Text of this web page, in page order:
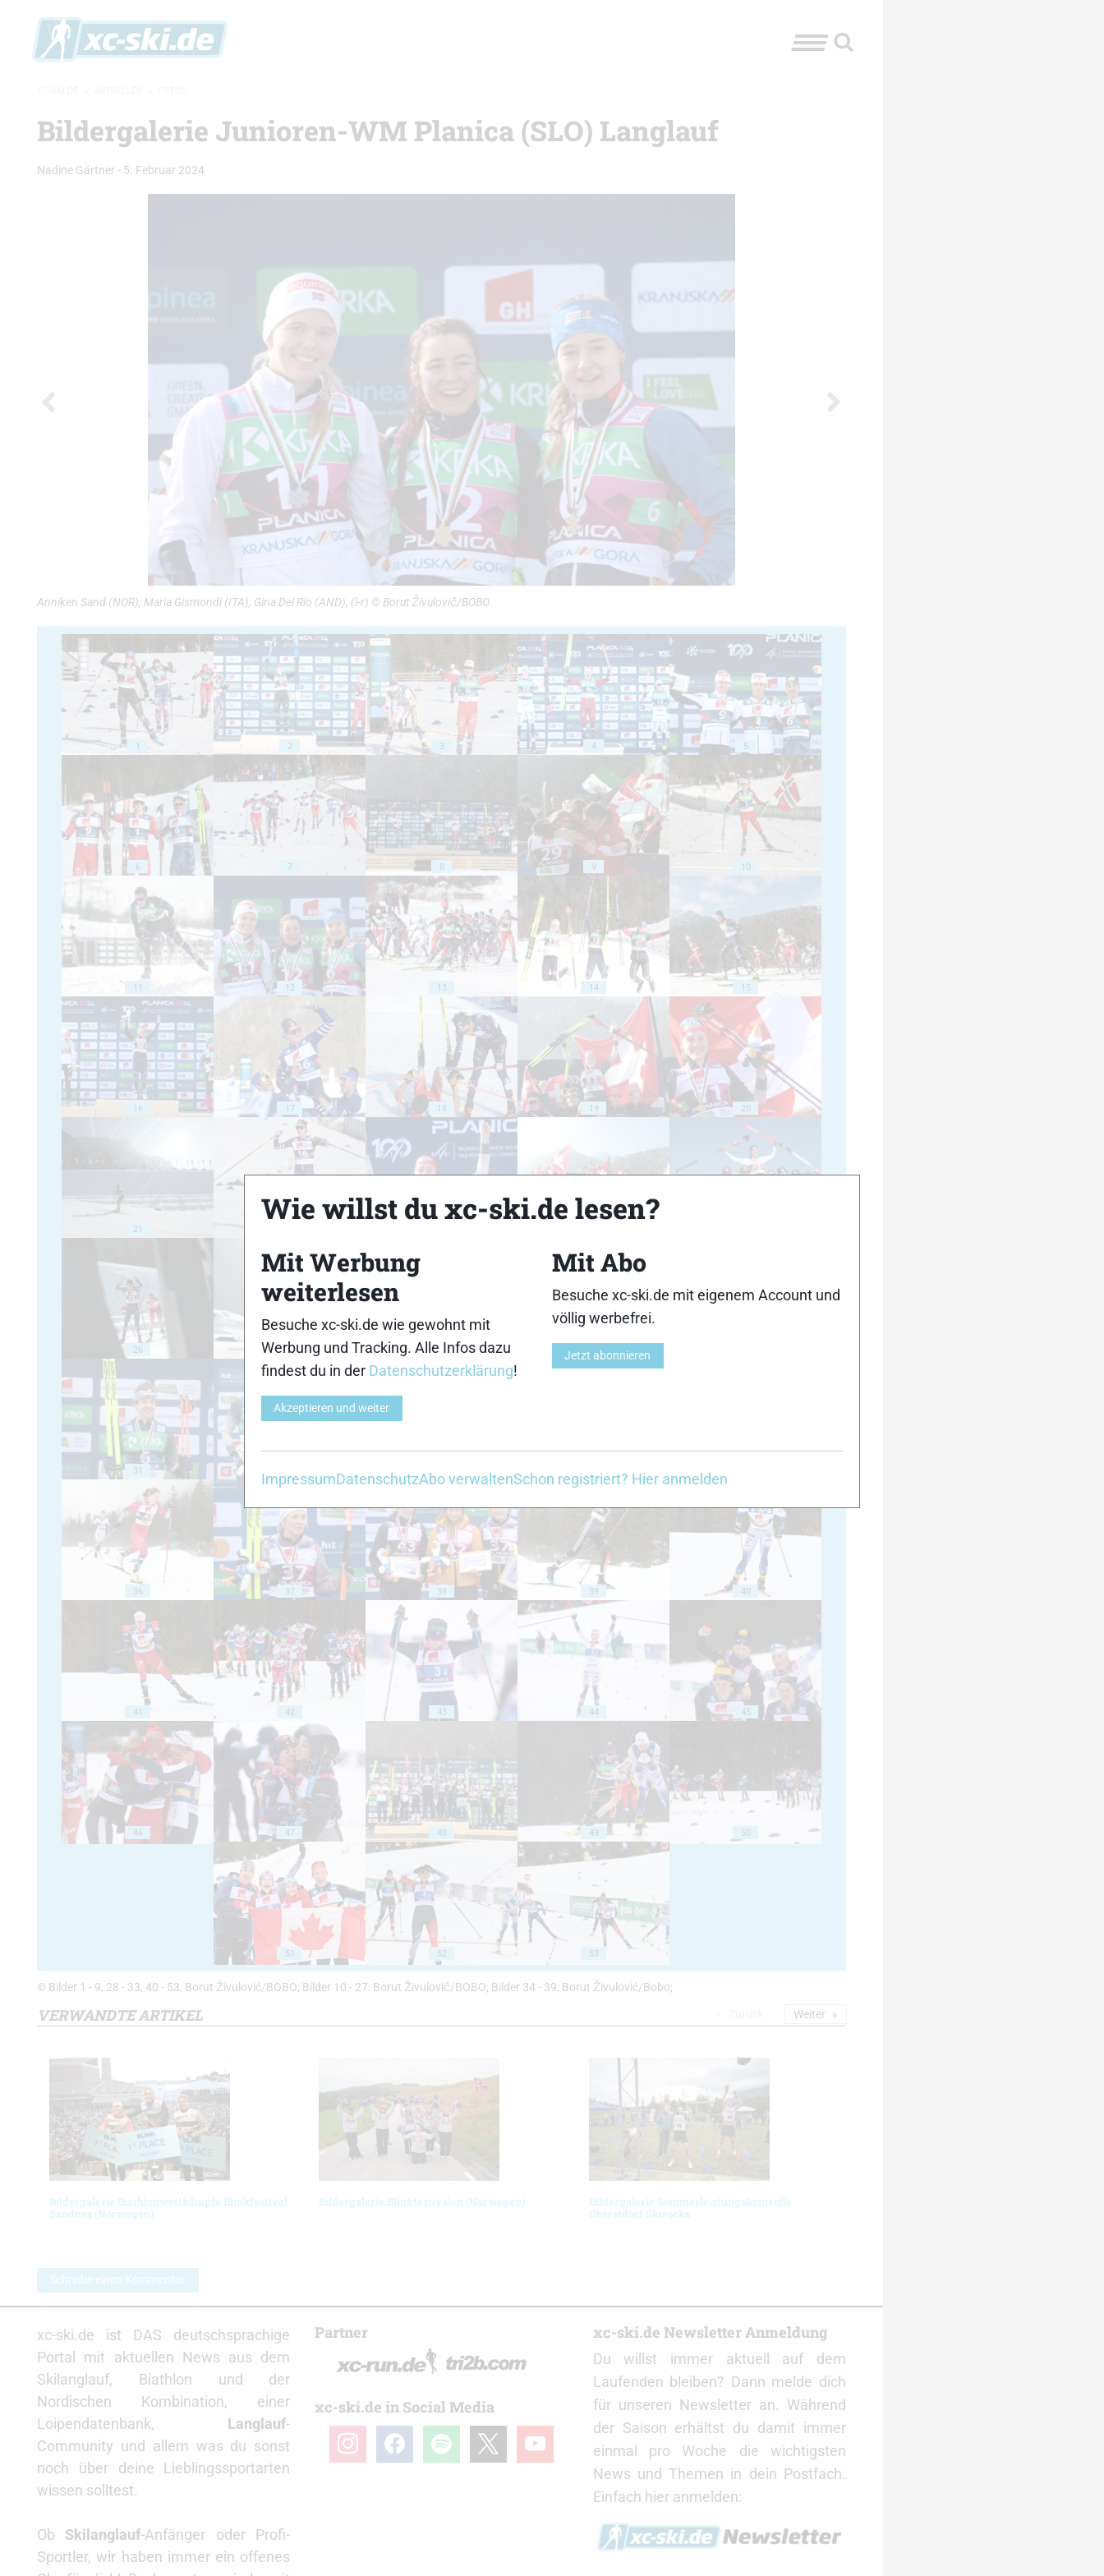
Bildergalerie Junioren-WM Planica (SLO) Langlauf
Nadine Gärtner - 5. Februar 2024
Anniken Sand (NOR), Maria Gismondi (ITA), Gina Del Rio (AND), (l-r) © Borut Živulovič/BOBO
1 2 3 4 5
6 7 8 9 10
11 12 13 14 15
16 17 18 19 20
21
26 27 28 29
31
36 37 38 39 40
41 42 43 44 45
46 47 48 49 50
51 52 53
© Bilder 1 - 9, 28 - 33, 40 - 53: Borut Živulović/BOBO; Bilder 10 - 27: Borut Živulovič/BOBO; Bilder 34 - 39: Borut Živulović/Bobo;
VERWANDTE ARTIKEL
Bildergalerie Biathlonwettkämpfe Blinkfestival
Sandnes (Norwegen)
Bildergalerie Blinkfestivalen (Norwegen)
Bildergalerie Sommerleistungskontrolle
Oberstdorf Skirocks
Weiter
Schreibe einen Kommentar
xc-ski.de ist DAS deutschsprachige
Portal mit aktuellen News aus dem
Skilanglauf, Biathlon und der
Nordischen Kombination, einer
Loipendatenbank, Langlauf-
Community und allem was du sonst
noch über deine Lieblingssportarten
wissen solltest.
Ob Skilanglauf-Anfänger oder Profi-
Sportler, wir haben immer ein offenes
Partner
xc-ski.de in Social Media
instagramfacebookspotify youtube
xc-ski.de Newsletter Anmeldung
Du willst immer aktuell auf dem
Laufenden bleiben? Dann melde dich
für unseren Newsletter an. Während
der Saison erhältst du damit immer
einmal pro Woche die wichtigsten
News und Themen in dein Postfach.
Einfach hier anmelden:
Wie willst du xc-ski.de lesen?
Mit Werbung
weiterlesen
Besuche xc-ski.de wie gewohnt mit
Werbung und Tracking. Alle Infos dazu
findest du in der Datenschutzerklärung!
Akzeptieren und weiter
Mit Abo
Besuche xc-ski.de mit eigenem Account und
völlig werbefrei.
Jetzt abonnieren
ImpressumDatenschutzAbo verwaltenSchon registriert? Hier anmelden